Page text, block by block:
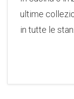
ultime
in tutte le